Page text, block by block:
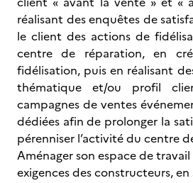
réalisant des enquêtes de
le client des actions de
centre de réparation, en
fidélisation, puis en réalisant
thématique et/ou profil
campagnes de ventes
dédiées afin de prolonger la
pérenniser l’activité du centre
Aménager son espace de
exigences des constructeurs,